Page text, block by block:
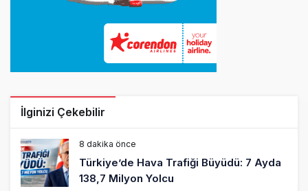
İlginizi Çekebilir
8 dakika önce
Türkiye’de Hava Trafiği Büyüdü: 7 Ayda
138,7 Milyon Yolcu